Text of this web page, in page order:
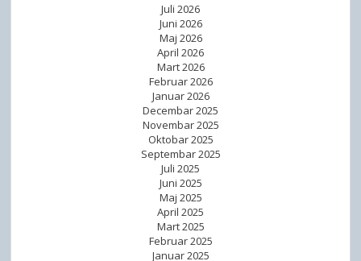
Juli 2026
Juni 2026
Maj 2026
April 2026
Mart 2026
Februar 2026
Januar 2026
Decembar 2025
Novembar 2025
Oktobar 2025
Septembar 2025
Juli 2025
Juni 2025
Maj 2025
April 2025
Mart 2025
Februar 2025
Januar 2025